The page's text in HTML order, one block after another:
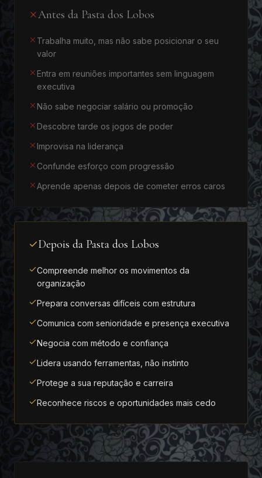
Antes da Pasta dos Lobos
Trabalha muito, mas não sabe posicionar o seu
valor
Entra em reuniões importantes sem linguagem
executiva
Não sabe negociar salário ou promoção
Descobre tarde os jogos de poder
Improvisa na liderança
Confunde esforço com progressão
Aprende apenas depois de cometer erros caros
Depois da Pasta dos Lobos
Compreende melhor os movimentos da
organização
Prepara conversas difíceis com estrutura
Comunica com senioridade e presença executiva
Negocia com método e confiança
Lidera usando ferramentas, não instinto
Protege a sua reputação e carreira
Reconhece riscos e oportunidades mais cedo